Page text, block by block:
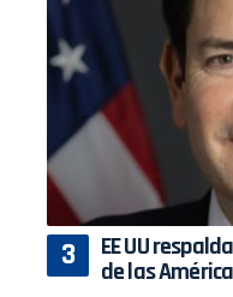
EE UU
de las